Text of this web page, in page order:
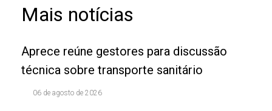
Mais notícias
Aprece reúne gestores para discussão
técnica sobre transporte sanitário
06 de agosto de 2026